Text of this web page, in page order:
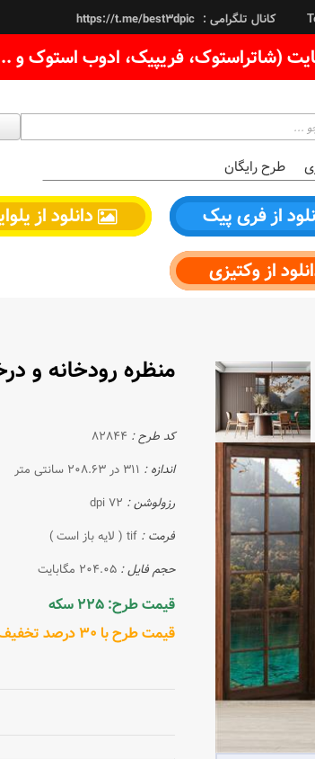
کانال تلگرامی : https://t.me/best3dpic
(شاتراستوک، فریپیک، ادوب استوک و
طرح رایگان
از فری پیک دانلود از
از وکتیزی
منظره رودخانه و
کد طرح : 82844
اندازه : 311 در 208.63 سانتی متر
رزولوشن : 72 dpi
فرمت : tif ( لایه باز است )
حجم فایل : 204.05 مگابایت
قیمت طرح: 225 سکه
قیمت طرح با 30 درصد تخفیف: 157.5 سکه